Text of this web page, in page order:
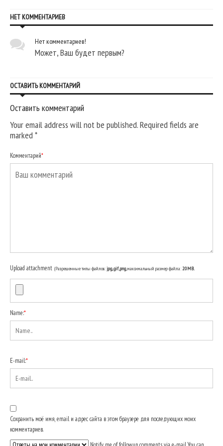
НЕТ КОММЕНТАРИЕВ
Нет комментариев!
Может, Ваш будет первым?
ОСТАВИТЬ КОММЕНТАРИЙ
Оставить комментарий
Your email address will not be published. Required fields are
marked*
Комментарий*
Upload attachment (Разрешенные типы файлов:jpg, gif, png, максимальный размер файла:20MB.
Name:*
E-mail:*
Сохранить моё имя, email и адрес сайта в этом браузере для последующих моих
комментариев.